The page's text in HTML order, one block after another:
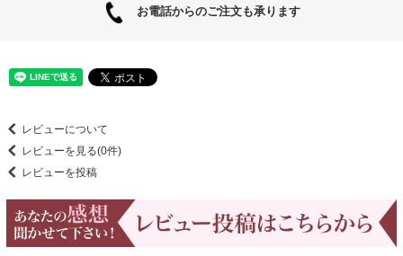
お電話からのご注文も承ります
レビューについて
レビューを見る(0件)
レビューを投稿